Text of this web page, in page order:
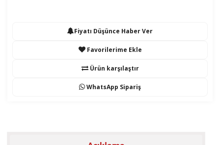
Fiyatı Düşünce Haber Ver
Favorilerime Ekle
Ürün karşılaştır
WhatsApp Sipariş